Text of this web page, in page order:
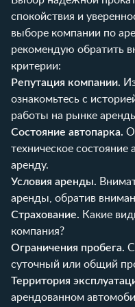
спокойствия и
выборе компании по
рекомендую обратить
критерии:
Репутация компании.
ознакомьтесь с
работы на рынке
Состояние автопарка.
техническое
аренду.
Условия аренды.
аренды, обратив
Страхование. Какие
компания?
Ограничения пробега.
суточный или общий
Территория
арендованном